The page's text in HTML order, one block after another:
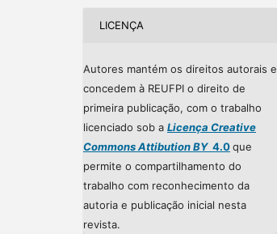
LICENÇA
Autores mantém os direitos autorais e
concedem à REUFPI o direito de
primeira publicação, com o trabalho
licenciado sob a Licença Creative
Commons Attibution BY4.0que
permite o compartilhamento do
trabalho com reconhecimento da
autoria e publicação inicial nesta
revista.